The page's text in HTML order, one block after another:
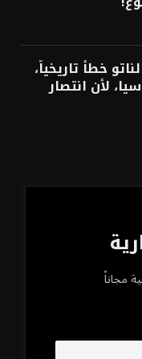
خطأً تاريخياً،
روسيا، لأن انتصار
الناتو!محمد
مجاناً